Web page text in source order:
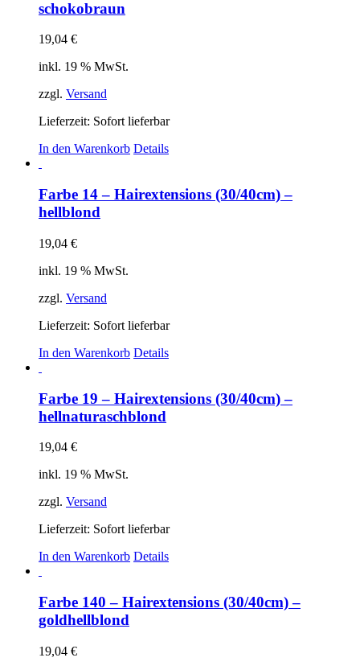
schokobraun
19,04 €
inkl. 19 % MwSt.
zzgl. Versand
Lieferzeit: Sofort lieferbar
In den Warenkorb Details
Farbe 14 – Hairextensions (30/40cm) –
hellblond
19,04 €
inkl. 19 % MwSt.
zzgl. Versand
Lieferzeit: Sofort lieferbar
In den Warenkorb Details
Farbe 19 – Hairextensions (30/40cm) –
hellnaturaschblond
19,04 €
inkl. 19 % MwSt.
zzgl. Versand
Lieferzeit: Sofort lieferbar
In den Warenkorb Details
Farbe 140 – Hairextensions (30/40cm) –
goldhellblond
19,04 €